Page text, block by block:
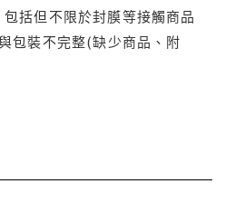
括但不限於封膜等接觸商品
包裝不完整(缺少商品、附